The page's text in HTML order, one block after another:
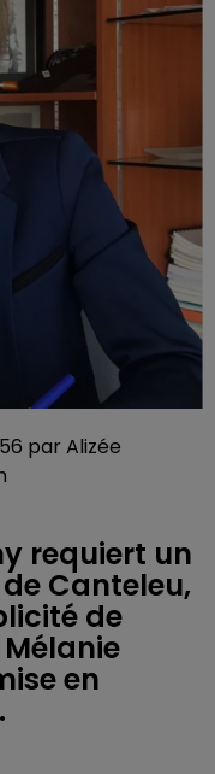
par Alizée
requiert un
Canteleu,
de
en